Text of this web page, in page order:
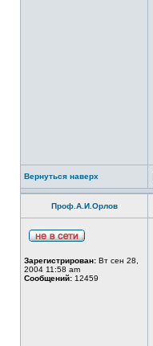
Вернуться наверх
Проф.А.И.Орлов
Зарегистрирован: Вт сен 28,
2004 11:58 am
Сообщений: 12459